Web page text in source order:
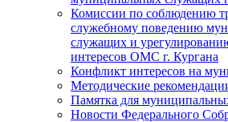
Комиссии по соблюдению
служебному поведению
служащих и
интересов ОМС г. Кургана
Конфликт интересов на
Методические
Памятка для
Новости Федерального